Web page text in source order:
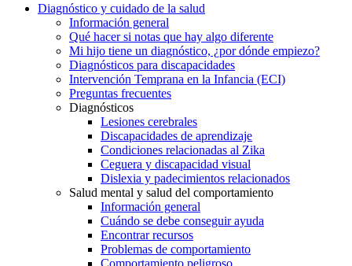
Diagnóstico y cuidado de la salud
Información general
Qué hacer si notas que hay algo diferente
Mi hijo tiene un diagnóstico, ¿por dónde empiezo?
Diagnósticos para discapacidades
Intervención Temprana en la Infancia (ECI)
Preguntas frecuentes
Diagnósticos
Lesiones cerebrales
Discapacidades de aprendizaje
Condiciones relacionadas al Zika
Ceguera y discapacidad visual
Dislexia y padecimientos relacionados
Salud mental y salud del comportamiento
Información general
Cuándo se debe conseguir ayuda
Encontrar recursos
Problemas de comportamiento
Comportamiento peligroso